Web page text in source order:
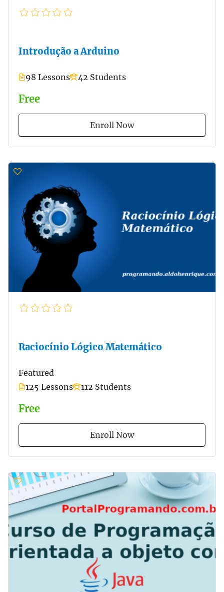
Introdução a Arduino
98 Lessons 42 Students
Free
Enroll Now
Raciocínio Lógico Matemático
Featured
125 Lessons
112 Students
Free
Enroll Now